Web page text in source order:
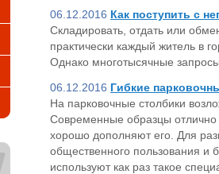
06.12.2016 Как поступить с
Складировать, отдать или
практически каждый житель в
Однако многотысячные
06.12.2016 Гибкие
На парковочные столбики
Современные образцы отлично
хорошо дополняют его. Для
общественного пользования и
используют как раз такое